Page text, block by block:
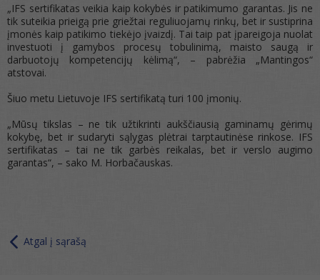
„IFS sertifikatas veikia kaip kokybės ir patikimumo garantas. Jis ne
tik suteikia prieigą prie griežtai reguliuojamų rinkų, bet ir sustiprina
įmonės kaip patikimo tiekėjo įvaizdį. Tai taip pat įpareigoja nuolat
investuoti į gamybos procesų tobulinimą, maisto saugą ir
darbuotojų kompetencijų kėlimą“, – pabrėžia „Mantingos“
atstovai.
Šiuo metu Lietuvoje IFS sertifikatą turi 100 įmonių.
„Mūsų tikslas – ne tik užtikrinti aukščiausią gaminamų gėrimų
kokybę, bet ir sudaryti sąlygas plėtrai tarptautinėse rinkose. IFS
sertifikatas – tai ne tik garbės reikalas, bet ir verslo augimo
garantas“, – sako M. Horbačauskas.
Atgal į sąrašą